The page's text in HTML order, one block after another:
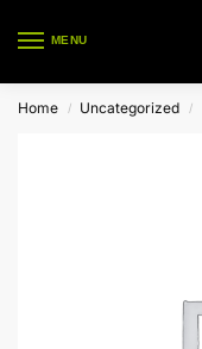
MENU
Home / Uncategorized /